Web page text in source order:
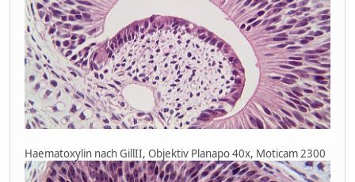
Haematoxylin nach GillII, Objektiv Planapo 40x, Moticam 2300